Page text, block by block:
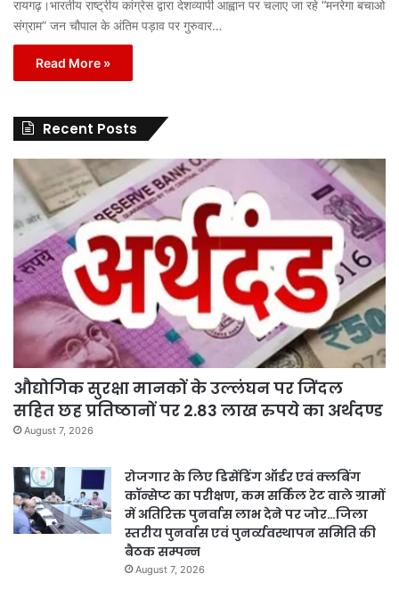
रायगढ़।भारतीय राष्ट्रीय कांग्रेस द्वारा देशव्यापी आह्वान पर चलाए जा रहे “मनरेगा बचाओ
संग्राम” जन चौपाल के अंतिम पड़ाव पर गुरुवार…
Read More »
Recent Posts
औद्योगिक सुरक्षा मानकों के उल्लंघन पर जिंदल
सहित छह प्रतिष्ठानों पर 2.83 लाख रुपये का अर्थदण्ड
August 7, 2026
रोजगार के लिए डिसेंडिंग ऑर्डर एवं क्लबिंग
कॉन्सेप्ट का परीक्षण, कम सर्किल रेट वाले ग्रामों
में अतिरिक्त पुनर्वास लाभ देने पर जोर…जिला
स्तरीय पुनर्वास एवं पुनर्व्यवस्थापन समिति की
बैठक सम्पन्न
August 7, 2026